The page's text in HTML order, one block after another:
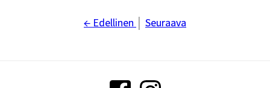
← Edellinen Seuraava